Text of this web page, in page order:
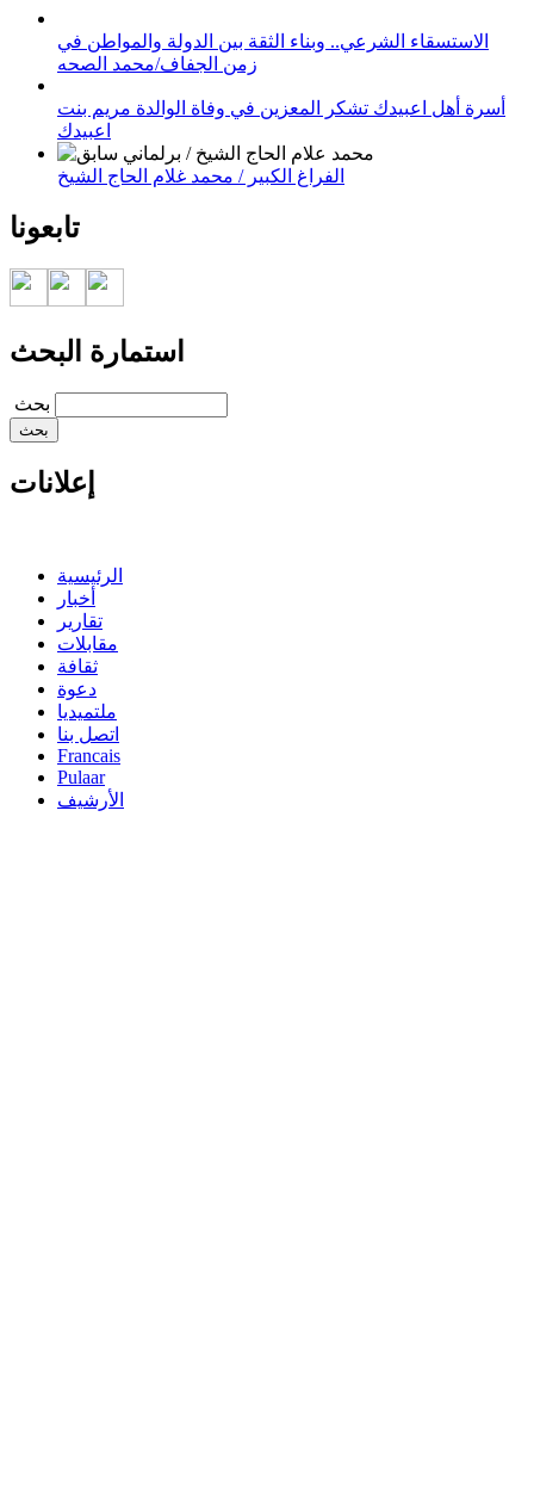
الاستسقاء الشرعي.. وبناء الثقة بين الدولة والمواطن في
زمن الجفاف/محمد الصحه
أسرة أهل اعبيدك تشكر المعزين في وفاة الوالدة مريم بنت
اعبيدك
الفراغ الكبير / محمد غلام الحاج الشيخ
تابعونا
استمارة البحث
‏بحث ‏
إعلانات
الرئيسية
أخبار
تقارير
مقابلات
ثقافة
دعوة
ملتميديا
اتصل بنا
Francais
Pulaar
الأرشيف